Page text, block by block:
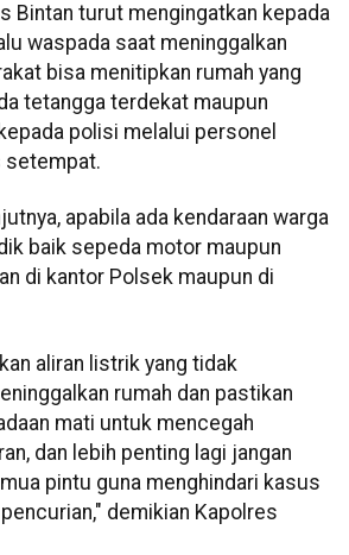
Bintan turut mengingatkan kepada
waspada saat meninggalkan
bisa menitipkan rumah yang
tetangga terdekat maupun
polisi melalui personel
setempat.
apabila ada kendaraan warga
baik sepeda motor maupun
di kantor Polsek maupun di
aliran listrik yang tidak
rumah dan pastikan
mati untuk mencegah
dan lebih penting lagi jangan
pintu guna menghindari kasus
demikian Kapolres